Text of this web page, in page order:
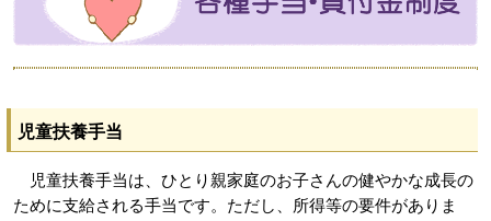
児童扶養手当
児童扶養手当は、ひとり親家庭のお子さんの健やかな成長の
ために支給される手当です。ただし、所得等の要件がありま